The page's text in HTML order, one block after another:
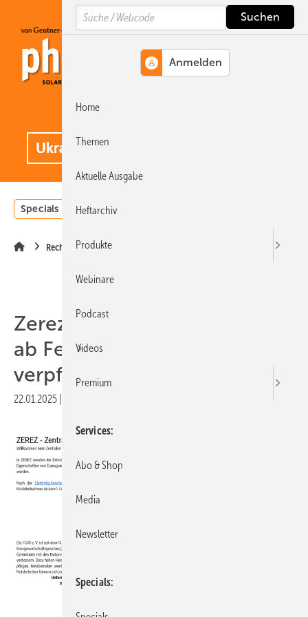
Hauptinhalt
Hauptmenü
SiteSearch
Specials Einstrahlungsatlas
Recht
Zerez: Register für Zertifikate
ab Februar 2025
verpflichtend
22.01.2025
Search
Home
Themen
Aktuelle Ausgabe
Heftarchiv
Produkte
Webinare
Podcast
Videos
Premium
Services
Abo & Shop
Media
Newsletter
Specials